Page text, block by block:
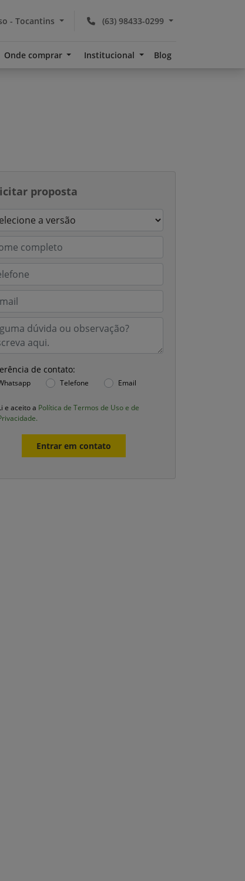
(63) 98433-0299
- Tocantins
Onde comprar Institucional Blog
proposta
de contato:
Telefone Email
e aceito a Política de Termos de Uso e de
Entrar em contato